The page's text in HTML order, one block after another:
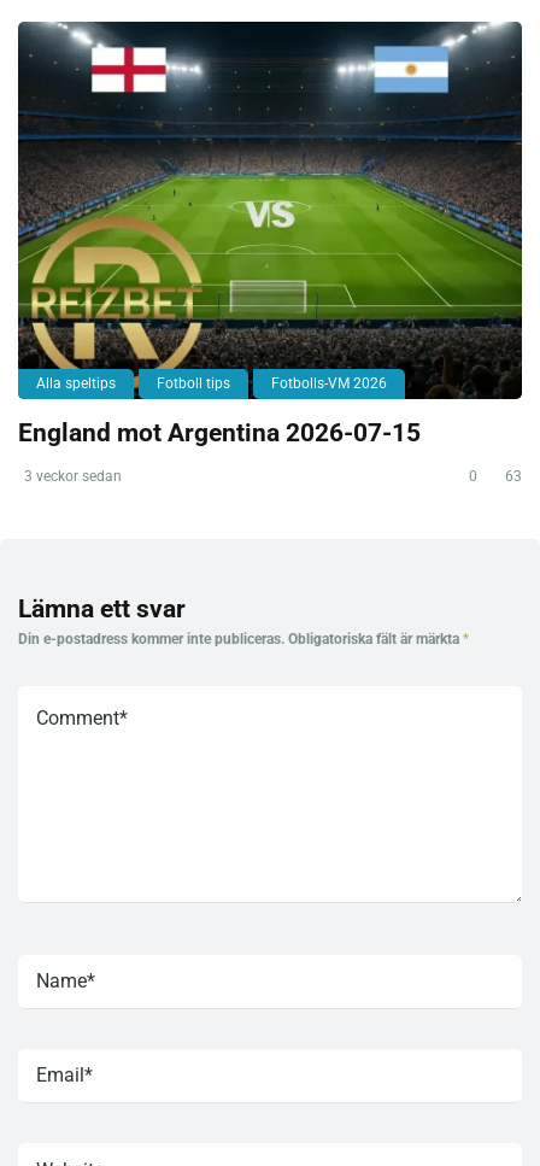
Alla speltips Fotboll tips Fotbolls-VM 2026
England mot Argentina 2026-07-15
3 veckor sedan 0 63
Lämna ett svar
Din e-postadress kommer inte publiceras. Obligatoriska fält är märkta *